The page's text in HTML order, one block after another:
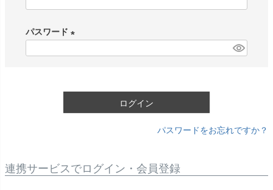
パスワード
ログイン
パスワードをお忘れですか？
連携サービスでログイン・会員登録